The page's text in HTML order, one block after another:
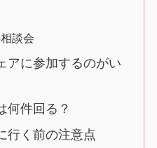
談会
アに参加するのがい
何件回る？
行く前の注意点